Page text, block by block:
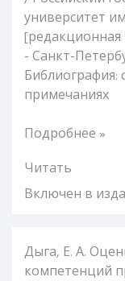
университет
[редакционная
- Санкт-
Библиография:
примечаниях
Подробнее »
Читать
Включен в
Дыга, Е. А.
компетенций